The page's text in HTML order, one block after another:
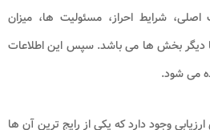
شرایط احراز، مسئولیت ‌ها، میزان
دیگر بخش‌ ها می باشد. سپس این اطلاعات
می ‌شود.
وجود دارد که یکی از رایج ‌ترین آن‌ ها